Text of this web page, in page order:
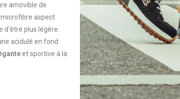
amovible de
aspect
plus légère.
acidulé en fond
et sportive à la